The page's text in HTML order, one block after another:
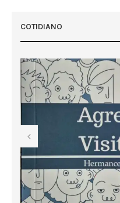
COTIDIANO